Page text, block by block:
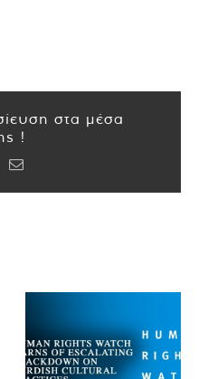
στα μέσα
!
Email